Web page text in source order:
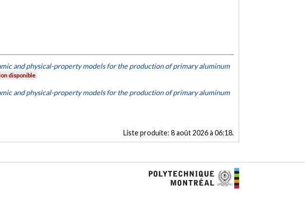
and physical-property models for the production of primary aluminum
disponible
and physical-property models for the production of primary aluminum
Liste produite: 8 août 2026 à 06:18.